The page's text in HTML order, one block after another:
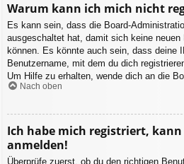
Warum kann ich mich nicht
Es kann sein, dass die Board-
ausgeschaltet hat, damit sich keine neuen
können. Es könnte auch sein, dass deine
Benutzername, mit dem du dich
Um Hilfe zu erhalten, wende dich an die
Nach oben
Ich habe mich registriert,
anmelden!
Überprüfe zuerst, ob du den richtigen